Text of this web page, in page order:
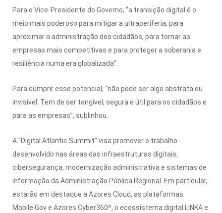
Para o Vice-Presidente do Governo, “a transição digital é o
meio mais poderoso para mitigar a ultraperiferia, para
aproximar a administração dos cidadãos, para tornar as
empresas mais competitivas e para proteger a soberania e
resiliência numa era globalizada”.
Para cumprir esse potencial, “não pode ser algo abstrata ou
invisível. Tem de ser tangível, segura e útil para os cidadãos e
para as empresas”, sublinhou.
A “Digital Atlantic Summit” visa promover o trabalho
desenvolvido nas áreas das infraestruturas digitais,
cibersegurança, modernização administrativa e sistemas de
informação da Administração Pública Regional. Em particular,
estarão em destaque a Azores Cloud, as plataformas
Mobile.Gov e Azores Cyber360º, o ecossistema digital LINKA e